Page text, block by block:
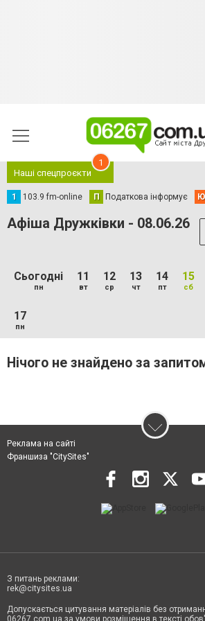
Наші спецпроєкти
1
1 103.9 fm-online П Податкова інформує Ю
Афіша Дружківки - 08.06.26
Сьогодні
пн
11
вт
12
ср
13
чт
14
пт
15
сб
17
пн
Нічого не знайдено за
Реклама на сайті
Франшиза "CitySites"
З питань реклами:
rek@citysites.ua
Допускається цитування матеріалів без
06267.com.ua за умови розміщення в тексті